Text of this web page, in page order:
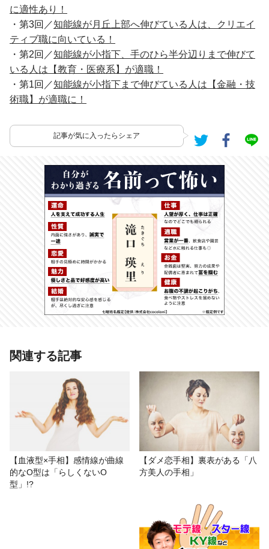
に適性あり！
・第3回／知能線が月丘上部へ伸びている人は、クリエイ
ティブ職に向いている！
・第2回／知能線が小指下、手のひら半分辺りまで伸びて
いる人は【教育・医療系】が適職！
・第1回／知能線が小指下まで伸びている人は【金融・技
術職】が適職に！
記事が気に入ったらシェア
# おもしろ # 夏川リエ
関連する記事
【血液型×手相】感情線が曲線
的なO型は「らしくないO
型」!?
【ダメ恋手相】裏表がある「八
方美人の手相」